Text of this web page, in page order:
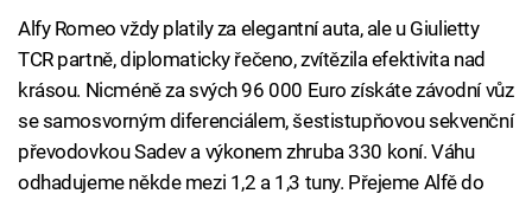
Alfy Romeo vždy platily za elegantní auta, ale u Giulietty
TCR partně, diplomaticky řečeno, zvítězila efektivita nad
krásou. Nicméně za svých 96 000 Euro získáte závodní vůz
se samosvorným diferenciálem, šestistupňovou sekvenční
převodovkou Sadev a výkonem zhruba 330 koní. Váhu
odhadujeme někde mezi 1,2 a 1,3 tuny. Přejeme Alfě do